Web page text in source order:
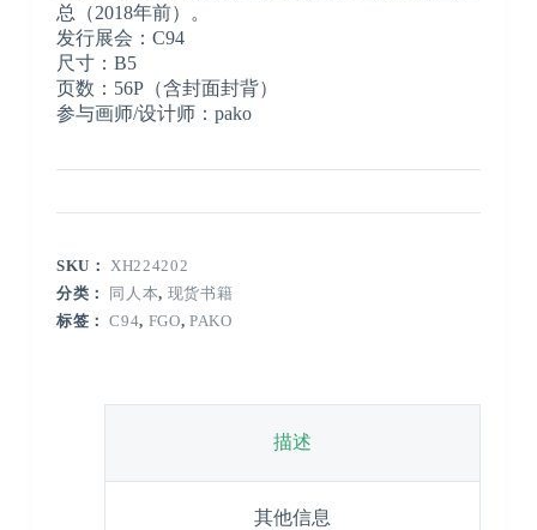
总（2018年前）。
发行展会：C94
尺寸：B5
页数：56P（含封面封背）
参与画师/设计师：pako
SKU：XH224202
分类：
同人本, 现货书籍
标签：C94, FGO,PAKO
描述
其他信息